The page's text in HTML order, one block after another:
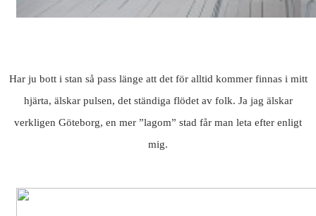
Har ju bott i stan så pass länge att det för alltid kommer finnas i mitt
hjärta, älskar pulsen, det ständiga flödet av folk. Ja jag älskar
verkligen Göteborg, en mer ”lagom” stad får man leta efter enligt
mig.